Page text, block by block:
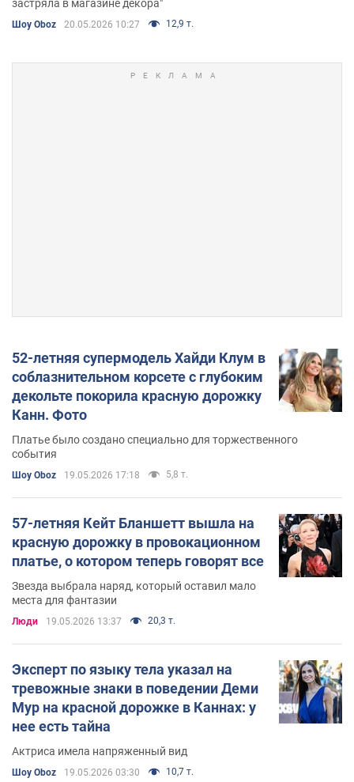
застряла в магазине декора"
Шоу Oboz 20.05.2026 10:27 12,9 т.
52-летняя супермодель Хайди Клум в
соблазнительном корсете с глубоким
декольте покорила красную дорожку
Канн. Фото
Платье было создано специально для торжественного
события
Шоу Oboz 19.05.2026 17:18 5,8 т.
57-летняя Кейт Бланшетт вышла на
красную дорожку в провокационном
платье, о котором теперь говорят все
Звезда выбрала наряд, который оставил мало
места для фантазии
Люди 19.05.2026 13:37 20,3 т.
Эксперт по языку тела указал на
тревожные знаки в поведении Деми
Мур на красной дорожке в Каннах: у
нее есть тайна
Актриса имела напряженный вид
Шоу Oboz 19.05.2026 03:30 10,7 т.